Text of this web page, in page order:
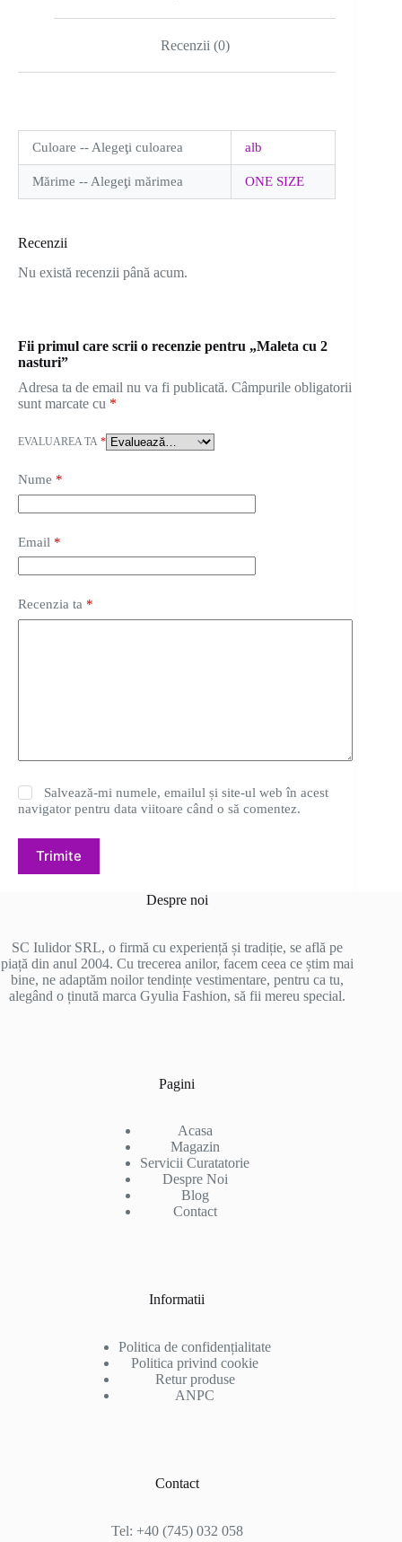
Recenzii (0)
Culoare -- Alegeţi culoarea alb
Mărime -- Alegeţi mărimea ONE SIZE
Recenzii
Nu există recenzii până acum.
Fii primul care scrii o recenzie pentru „Maleta cu 2
nasturi”
Adresa ta de email nu va fi publicată. Câmpurile obligatorii
sunt marcate cu *
EVALUAREA TA *
Nume *
Email *
Recenzia ta *
Salvează-mi numele, emailul și site-ul web în acest
navigator pentru data viitoare când o să comentez.
Trimite
Despre noi
SC Iulidor SRL, o firmă cu experiență și tradiție, se află pe
piață din anul 2004. Cu trecerea anilor, facem ceea ce știm mai
bine, ne adaptăm noilor tendințe vestimentare, pentru ca tu,
alegând o ținută marca Gyulia Fashion, să fii mereu special.
Pagini
Acasa
Magazin
Servicii Curatatorie
Despre Noi
Blog
Contact
Informatii
Politica de confidențialitate
Politica privind cookie
Retur produse
ANPC
Contact
Tel: +40 (745) 032 058